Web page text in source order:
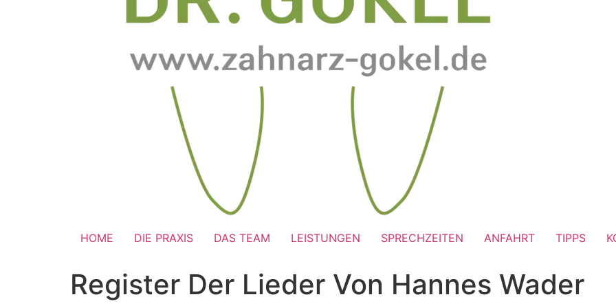
HOME DIE PRAXIS DAS TEAM LEISTUNGEN SPRECHZEITEN ANFAHRT TIPPS
Register Der Lieder Von Hannes Wader